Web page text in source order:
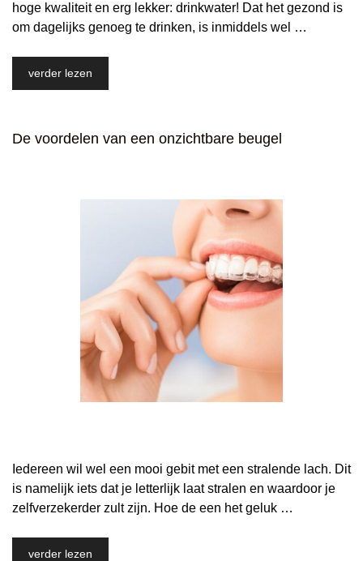
hoge kwaliteit en erg lekker: drinkwater! Dat het gezond is
om dagelijks genoeg te drinken, is inmiddels wel …
verder lezen
De voordelen van een onzichtbare beugel
Iedereen wil wel een mooi gebit met een stralende lach. Dit
is namelijk iets dat je letterlijk laat stralen en waardoor je
zelfverzekerder zult zijn. Hoe de een het geluk …
verder lezen